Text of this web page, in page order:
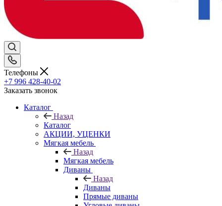
Телефоны
+7 996 428-40-02
Заказать звонок
Каталог
Назад
Каталог
АКЦИИ, УЦЕНКИ
Мягкая мебель
Назад
Мягкая мебель
Диваны
Назад
Диваны
Прямые диваны